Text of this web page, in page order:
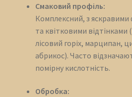
Смаковий профіль:
Комплексний, з
та квітковими
лісовий горіх, марципан,
абрикос). Часто
помірну кислотність.
Обробка: